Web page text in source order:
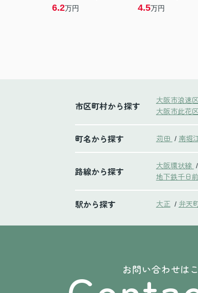
6.2万円 4.5万円
市区町村から探す 大阪市浪速区
大阪市此花区
町名から探す 苅田 / 南堀
路線から探す 大阪環状線 /
地下鉄千日
駅から探す 大正 / 弁天
お問い合わせは